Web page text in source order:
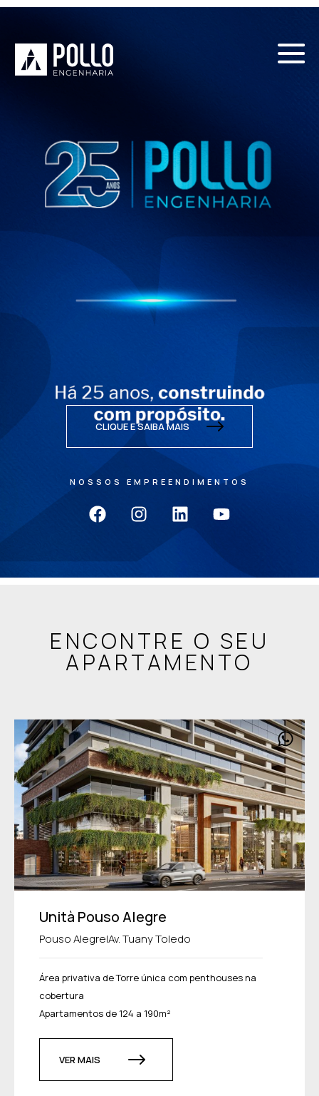
CLIQUE E SAIBA MAIS
NOSSOS EMPREENDIMENTOS
ENCONTRE O SEU
APARTAMENTO
Unità Pouso Alegre
Pouso Alegre|Av. Tuany Toledo
Área privativa de Torre única com penthouses na
cobertura
Apartamentos de 124 a 190m²
VER MAIS